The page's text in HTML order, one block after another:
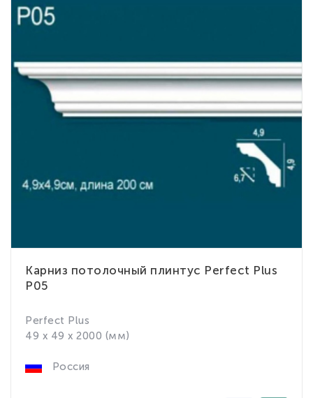
Карниз потолочный плинтус Perfect Plus
P05
Perfect Plus
49 x 49 x 2000 (мм)
Россия